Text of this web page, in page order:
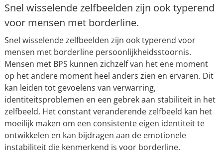
Snel wisselende zelfbeelden zijn ook typerend
voor mensen met borderline.
Snel wisselende zelfbeelden zijn ook typerend voor
mensen met borderline persoonlijkheidsstoornis.
Mensen met BPS kunnen zichzelf van het ene moment
op het andere moment heel anders zien en ervaren. Dit
kan leiden tot gevoelens van verwarring,
identiteitsproblemen en een gebrek aan stabiliteit in het
zelfbeeld. Het constant veranderende zelfbeeld kan het
moeilijk maken om een consistente eigen identiteit te
ontwikkelen en kan bijdragen aan de emotionele
instabiliteit die kenmerkend is voor borderline.